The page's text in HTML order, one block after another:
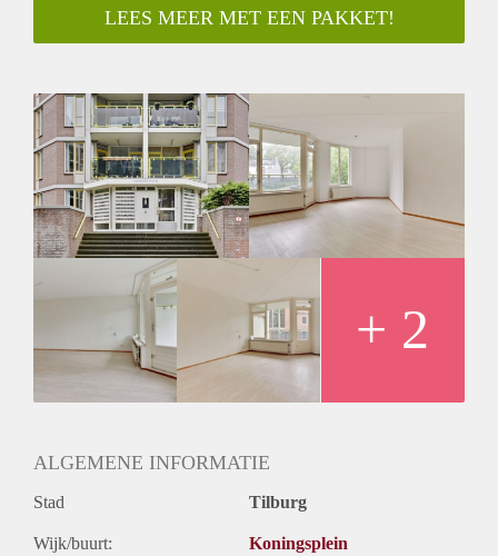
Garantiestelling mogelijk: Ja
Borg: 1 Maand
Huisdieren toegestaan: Afhankelijk van de Eigenaar
Huurtoeslag grens: Nee
Geschikt voor studenten: Afhankelijk van de Eigenaar
LEES MEER MET EEN PAKKET!
+ 2
ALGEMENE INFORMATIE
Stad Tilburg
Wijk/buurt: Koningsplein